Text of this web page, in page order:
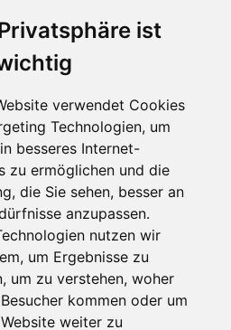
ist
verwendet Cookies
Technologien, um
besseres Internet-
zu ermöglichen und die
die Sie sehen, besser an
anzupassen.
nutzen wir
um Ergebnisse zu
um zu verstehen, woher
kommen oder um
weiter zu
Wohnung mieten Bonn
Wohnung mieten Darmstadt
Wohnung mieten Dresden
Wohnung mieten Frankfurt
Wohnung mieten Hamburg
Wohnung mieten Heidelberg
Wohnung mieten Kiel
Wohnung mieten Koblenz
Wohnung mieten Krefeld
Wohnung mieten Leverkusen
Wohnung mieten Mainz
Wohnung mieten München
Wohnung mieten Neuss
Wohnung mieten Oberhausen